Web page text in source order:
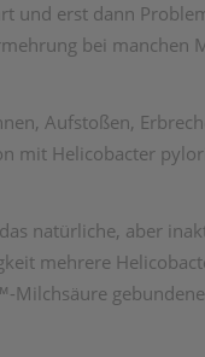
und erst dann
bei manchen
Aufstoßen,
mit Helicobacter
natürliche, aber
mehrere
Milchsäure